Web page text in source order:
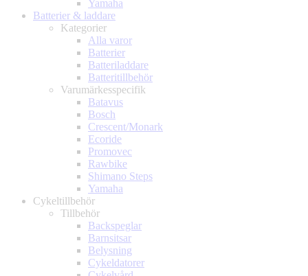
Yamaha
Batterier & laddare
Kategorier
Alla varor
Batterier
Batteriladdare
Batteritillbehör
Varumärkesspecifik
Batavus
Bosch
Crescent/Monark
Ecoride
Promovec
Rawbike
Shimano Steps
Yamaha
Cykeltillbehör
Tillbehör
Backspeglar
Barnsitsar
Belysning
Cykeldatorer